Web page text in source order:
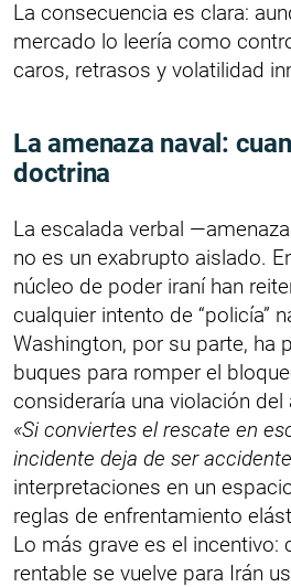
La consecuencia es clara:
mercado lo leería como
caros, retrasos y volatilidad
La amenaza naval:
doctrina
La escalada verbal
no es un exabrupto aislado.
núcleo de poder iraní han
cualquier intento de “policía”
Washington, por su parte, ha
buques para romper el
consideraría una violación del
«Si conviertes el rescate en
incidente deja de ser
interpretaciones en un
reglas de enfrentamiento
Lo más grave es el
rentable se vuelve para Irán